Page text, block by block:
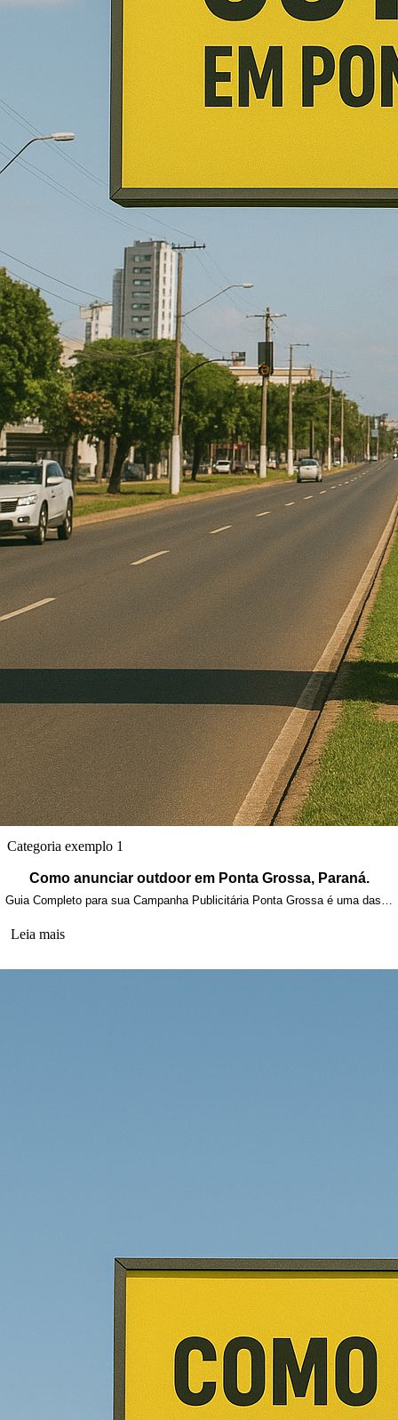
Categoria exemplo 1
Como anunciar outdoor em Ponta Grossa, Paraná.
Guia Completo para sua Campanha Publicitária Ponta Grossa é uma das…
Leia mais